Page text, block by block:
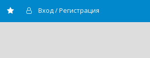
Вход / Регистрация